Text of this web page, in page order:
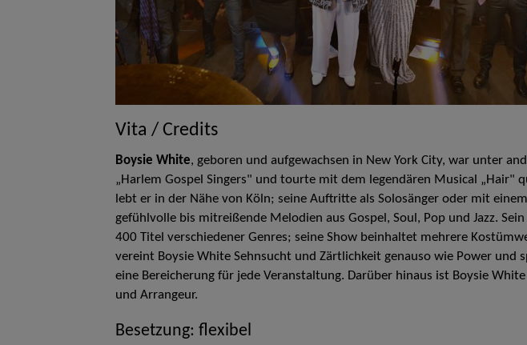
Vita / Credits
Boysie White, geboren und aufgewachsen in New York City, war unter
„Harlem Gospel Singers" und tourte mit dem legendären Musical „Hair"
lebt er in der Nähe von Köln; seine Auftritte als Solosänger oder mit
gefühlvolle bis mitreißende Melodien aus Gospel, Soul, Pop und Jazz.
400 Titel verschiedener Genres; seine Show beinhaltet mehrere
vereint Boysie White Sehnsucht und Zärtlichkeit genauso wie Power und
eine Bereicherung für jede Veranstaltung. Darüber hinaus ist Boysie
und Arrangeur.
Besetzung: flexibel